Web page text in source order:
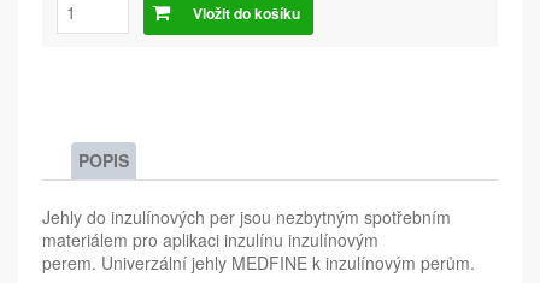
Vložit do košíku
POPIS
Jehly do inzulínových per jsou nezbytným spotřebním
materiálem pro aplikaci inzulínu inzulínovým
perem. Univerzální jehly MEDFINE k inzulínovým perům.